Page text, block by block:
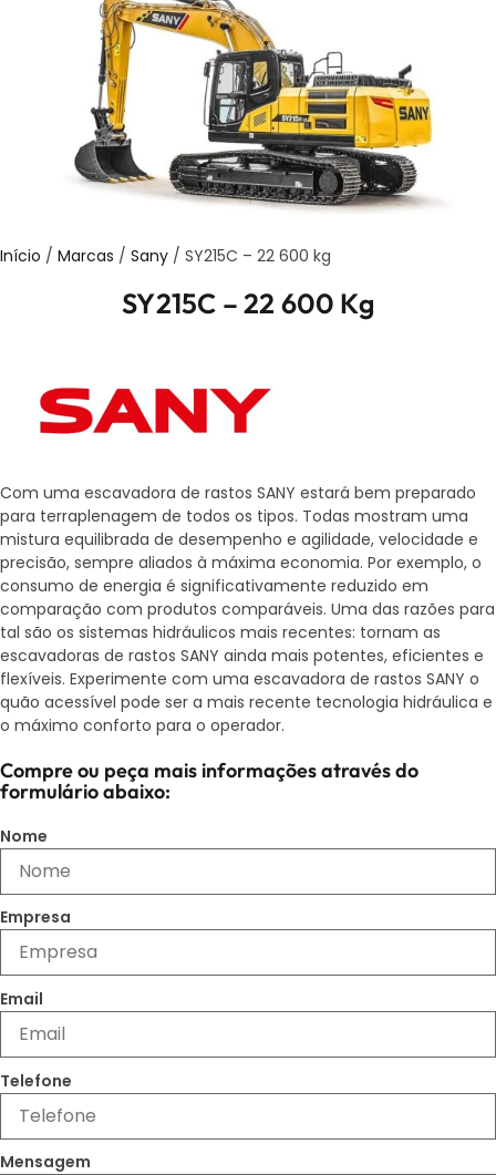
Início / Marcas / Sany / SY215C – 22 600 kg
SY215C – 22 600 Kg
Com uma escavadora de rastos SANY estará bem preparado
para terraplenagem de todos os tipos. Todas mostram uma
mistura equilibrada de desempenho e agilidade, velocidade e
precisão, sempre aliados à máxima economia. Por exemplo, o
consumo de energia é significativamente reduzido em
comparação com produtos comparáveis. Uma das razões para
tal são os sistemas hidráulicos mais recentes: tornam as
escavadoras de rastos SANY ainda mais potentes, eficientes e
flexíveis. Experimente com uma escavadora de rastos SANY o
quão acessível pode ser a mais recente tecnologia hidráulica e
o máximo conforto para o operador.
Compre ou peça mais informações através do
formulário abaixo:
Nome
Empresa
Email
Telefone
Mensagem